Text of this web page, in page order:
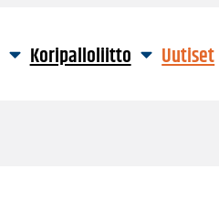
Koripalloliitto Uutiset